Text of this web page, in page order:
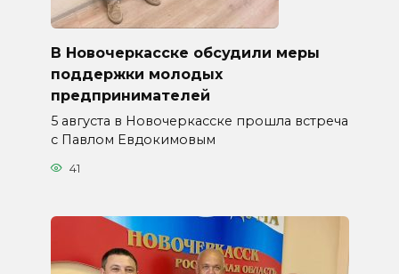
В Новочеркасске обсудили меры
поддержки молодых
предпринимателей
5 августа в Новочеркасске прошла встреча
с Павлом Евдокимовым
41